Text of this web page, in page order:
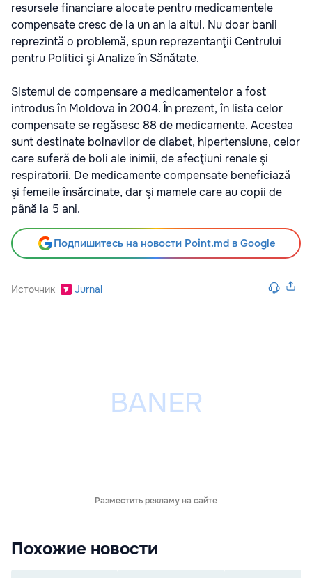
resursele financiare alocate pentru medicamentele
compensate cresc de la un an la altul. Nu doar banii
reprezintă o problemă, spun reprezentanţii Centrului
pentru Politici şi Analize în Sănătate.
Sistemul de compensare a medicamentelor a fost
introdus în Moldova în 2004. În prezent, în lista celor
compensate se regăsesc 88 de medicamente. Acestea
sunt destinate bolnavilor de diabet, hipertensiune, celor
care suferă de boli ale inimii, de afecţiuni renale şi
respiratorii. De medicamente compensate beneficiază
şi femeile însărcinate, dar şi mamele care au copii de
până la 5 ani.
Подпишитесь на новости Point.md в Google
Источник Jurnal
Разместить рекламу на сайте
Похожие новости